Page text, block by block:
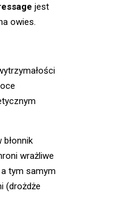
jest
owies.
wrażliwe
tym samym
(drożdże